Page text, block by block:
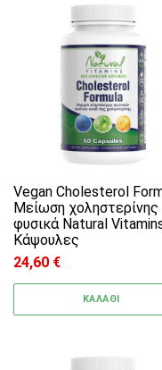
Vegan Cholesterol
Μείωση χοληστερίνης
φυσικά Natural
Κάψουλες
24,60 €
ΚΑΛΑΘΙ
Αυτό το προϊόν